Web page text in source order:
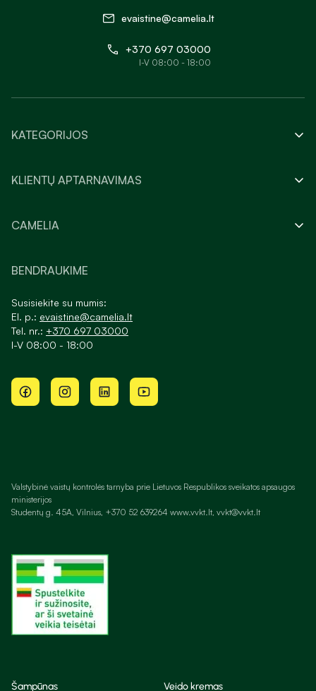
evaistine@camelia.lt
+370 697 03000
I-V 08:00 - 18:00
KATEGORIJOS
KLIENTŲ APTARNAVIMAS
CAMELIA
BENDRAUKIME
Susisiekite su mumis:
El. p.: evaistine@camelia.lt
Tel. nr.: +370 697 03000
I-V 08:00 - 18:00
Valstybinė vaistų kontrolės tarnyba prie Lietuvos Respublikos sveikatos apsaugos
ministerijos
Studentų g. 45A, Vilnius, +370 52 639264 www.vvkt.lt, vvkt@vvkt.lt
Šampūnas Veido kremas